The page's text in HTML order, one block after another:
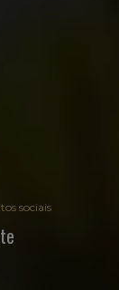
sociais